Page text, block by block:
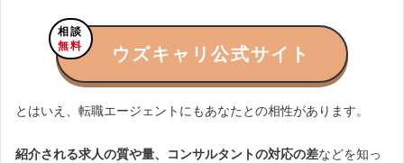
相談
無料
ウズキャリ公式サイト
とはいえ、転職エージェントにもあなたとの相性があります。
紹介される求人の質や量、コンサルタントの対応の差などを知っ